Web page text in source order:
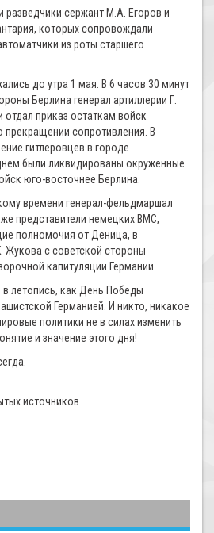
сержант М.А. Егоров и
которых сопровождали
из роты старшего
до утра 1 мая. В 6 часов 30 минут
Берлина генерал артиллерии Г.
отдал приказ остаткам войск
прекращении сопротивления. В
гитлеровцев в городе
были ликвидированы окруженные
юго-восточнее Берлина.
времени генерал-фельдмаршал
представители немецких ВМС,
полномочия от Деница, в
Жукова с советской стороны
капитуляции Германии.
летопись, как День Победы
Германией. И никто, никакое
политики не в силах изменить
и значение этого дня!
источников